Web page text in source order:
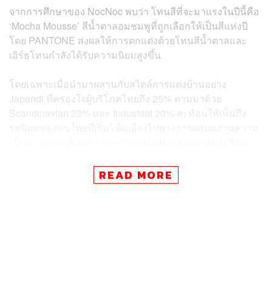
จากการศึกษาของ NocNoc พบว่า โทนสีที่จะมาแรงในปีนี้คือ
‘Mocha Mousse’ สีน้ำตาลอมชมพูที่ถูกเลือกให้เป็นสีแห่งปี
โดย PANTONE ส่งผลให้การตกแต่งด้วยโทนสีน้ำตาลและ
เอิร์ธโทนกำลังได้รับความนิยมสูงขึ้น
โดยเฉพาะเมื่อนำมาผสานกับสไตล์การแต่งบ้านอย่าง
Japandi ที่ครองใจผู้บริโภคไทยถึง 25% ตามมาด้วย
Scandinavian 23% และ Industrial 20% สะท้อนให้เห็นถึง
‘มินิมัล’ ยังคงเป็นคีย์เวิร์ดสำคัญของการแต่งบ้านปี 2025 แต่
มาในรูปแบบที่ฉลาดขึ้น เน้นเฟอร์นิเจอร์มัลติฟังก์ชันที่ตอบ
READ MORE